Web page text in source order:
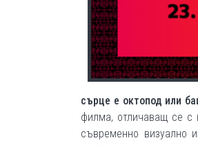
сърце е октопод или
филма, отличаващ се с
съвременно визуално